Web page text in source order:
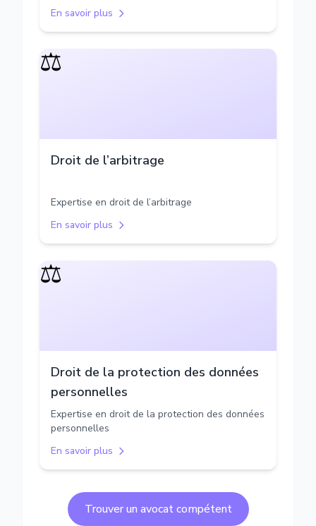
En savoir plus
⚖️
Droit de l’arbitrage
Expertise en droit de l’arbitrage
En savoir plus
⚖️
Droit de la protection des données
personnelles
Expertise en droit de la protection des données
personnelles
En savoir plus
Trouver un avocat compétent